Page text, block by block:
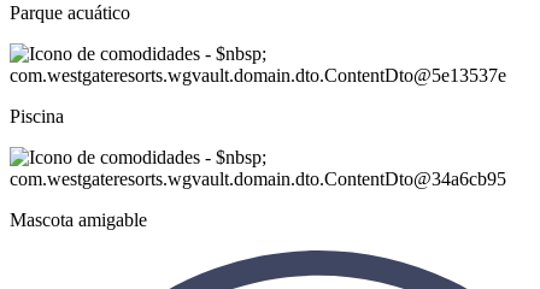
Parque acuático
Piscina
Mascota amigable